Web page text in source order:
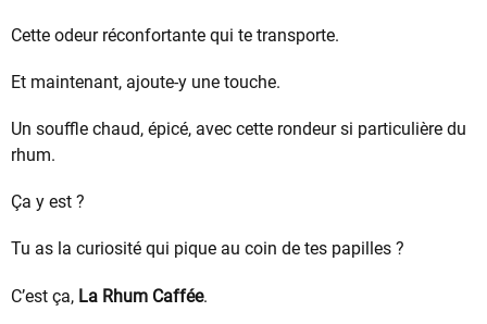
Cette odeur réconfortante qui te transporte.
Et maintenant, ajoute-y une touche.
Un souffle chaud, épicé, avec cette rondeur si particulière du
rhum.
Ça y est ?
Tu as la curiosité qui pique au coin de tes papilles ?
C’est ça, La Rhum Caffée.